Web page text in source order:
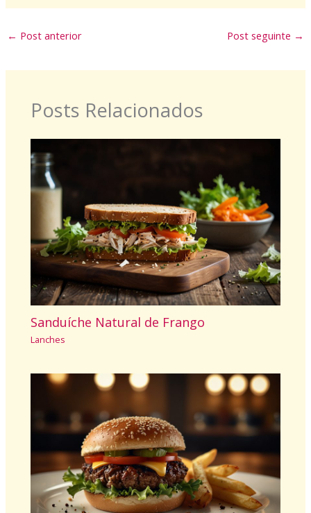
← Post anterior Post seguinte →
Posts Relacionados
Sanduíche Natural de Frango
Lanches